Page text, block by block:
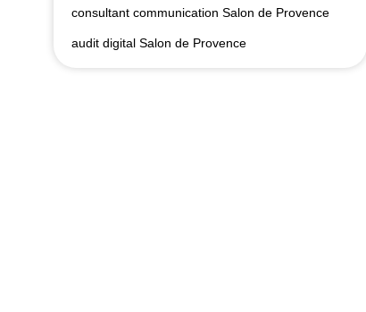
consultant communication Salon de Provence
audit digital Salon de Provence